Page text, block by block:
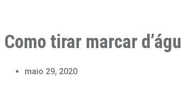
Como tirar marcar
maio 29, 2020